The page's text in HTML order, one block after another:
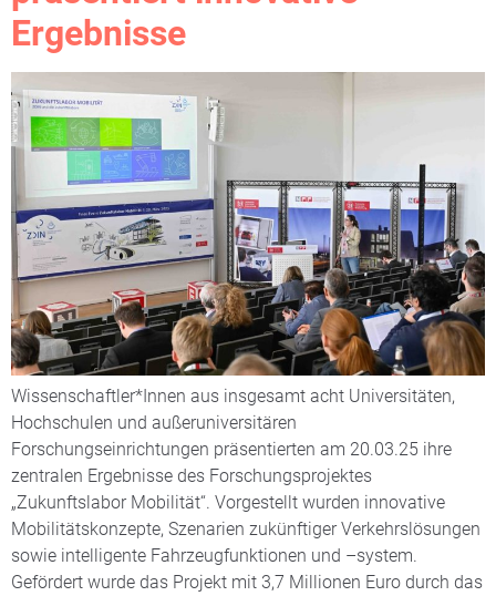
Ergebnisse
Wissenschaftler*Innen aus insgesamt acht Universitäten,
Hochschulen und außeruniversitären
Forschungseinrichtungen präsentierten am 20.03.25 ihre
zentralen Ergebnisse des Forschungsprojektes
„Zukunftslabor Mobilität“. Vorgestellt wurden innovative
Mobilitätskonzepte, Szenarien zukünftiger Verkehrslösungen
sowie intelligente Fahrzeugfunktionen und –system.
Gefördert wurde das Projekt mit 3,7 Millionen Euro durch das